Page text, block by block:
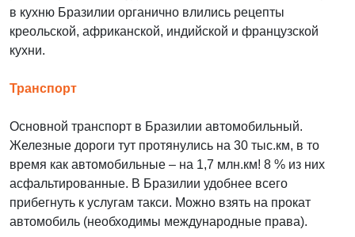
в кухню Бразилии органично влились рецепты
креольской, африканской, индийской и французской
кухни.
Транспорт
Основной транспорт в Бразилии автомобильный.
Железные дороги тут протянулись на 30 тыс.км, в то
время как автомобильные – на 1,7 млн.км! 8 % из них
асфальтированные. В Бразилии удобнее всего
прибегнуть к услугам такси. Можно взять на прокат
автомобиль (необходимы международные права).